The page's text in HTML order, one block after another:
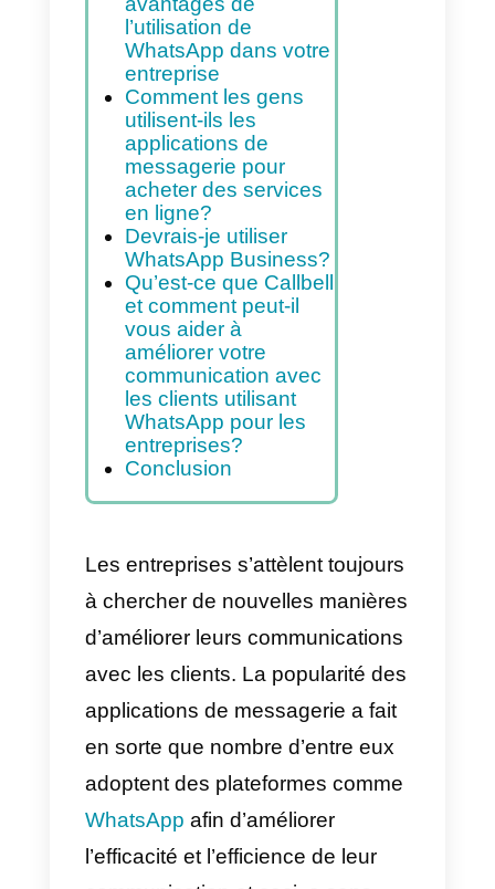
Indice
Comment les
entreprises utilisent-
elles WhatsApp?
Importance et
avantages de
l’utilisation de
WhatsApp dans votre
entreprise
Comment les gens
utilisent-ils les
applications de
messagerie pour
acheter des services
en ligne?
Devrais-je utiliser
WhatsApp Business?
Qu’est-ce que Callbell
vous aider à
améliorer votre
communication avec
WhatsApp pour les
entreprises?
Conclusion
Les entreprises s’attèlent